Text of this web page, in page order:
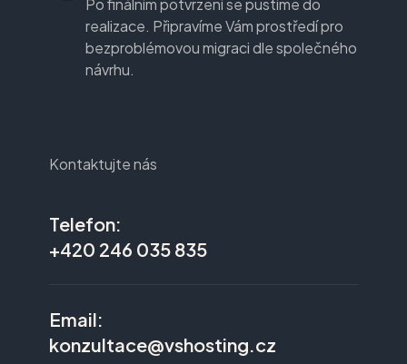
Po finálním potvrzení se pustíme do
realizace. Připravíme Vám prostředí pro
bezproblémovou migraci dle společného
návrhu.
Kontaktujte nás
Telefon:
+420 246 035 835
Email:
konzultace@vshosting.cz